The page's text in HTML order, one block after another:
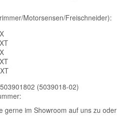
Motorsensen/Freischneider):
(5039018-02)
gerne im Showroom auf uns zu oder